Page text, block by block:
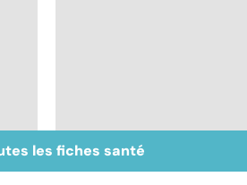
Suicide : prévenir le
passage à l'acte
les fiches santé